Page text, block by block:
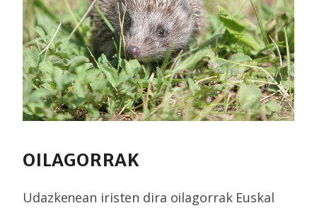
OILAGORRAK
Udazkenean iristen dira oilagorrak Euskal